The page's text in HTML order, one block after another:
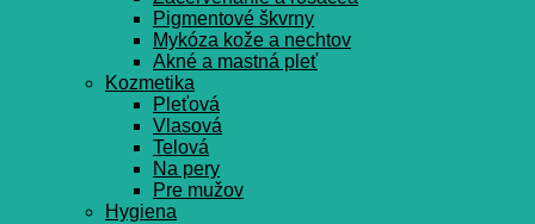
Pigmentové škvrny
Mykóza kože a nechtov
Akné a mastná pleť
Kozmetika
Pleťová
Vlasová
Telová
Na pery
Pre mužov
Hygiena